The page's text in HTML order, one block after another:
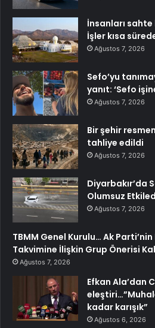
İnsanları
İşler kısa
Ağustos 7, 2026
Sefo’yu
yanıt: ‘Sefo
Ağustos 7, 2026
Bir şehir
tahliye edildi
Ağustos 7, 2026
Diyarbakır’da
Olumsuz
Ağustos 7, 2026
TBMM Genel Kurulu… Ak
Takvimine İlişkin Grup Önerisi
Ağustos 7, 2026
Efkan Ala’dan
kadar karışık”
Ağustos 6, 2026